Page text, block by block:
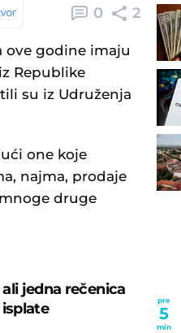
0 2
ove godine imaju
Republike
su iz Udruženja
one koje
najma, prodaje
druge
jedna rečenica
pre
5
min